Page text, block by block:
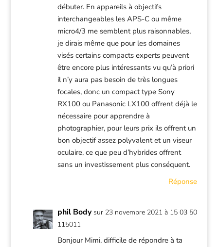
débuter. En appareils à objectifs
interchangeables les APS-C ou même
micro4/3 me semblent plus raisonnables,
je dirais même que pour les domaines
visés certains compacts experts peuvent
être encore plus intéressants vu qu’à priori
il n’y aura pas besoin de très longues
focales, donc un compact type Sony
RX100 ou Panasonic LX100 offrent déjà le
nécessaire pour apprendre à
photographier, pour leurs prix ils offrent un
bon objectif assez polyvalent et un viseur
oculaire, ce que peu d’hybrides offrent
sans un investissement plus conséquent.
Réponse
phil Body sur 23 novembre 2021 à 15 03 50
115011
Bonjour Mimi, difficile de répondre à ta